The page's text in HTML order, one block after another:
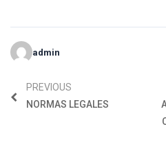
admin
PREVIOUS
NORMAS LEGALES